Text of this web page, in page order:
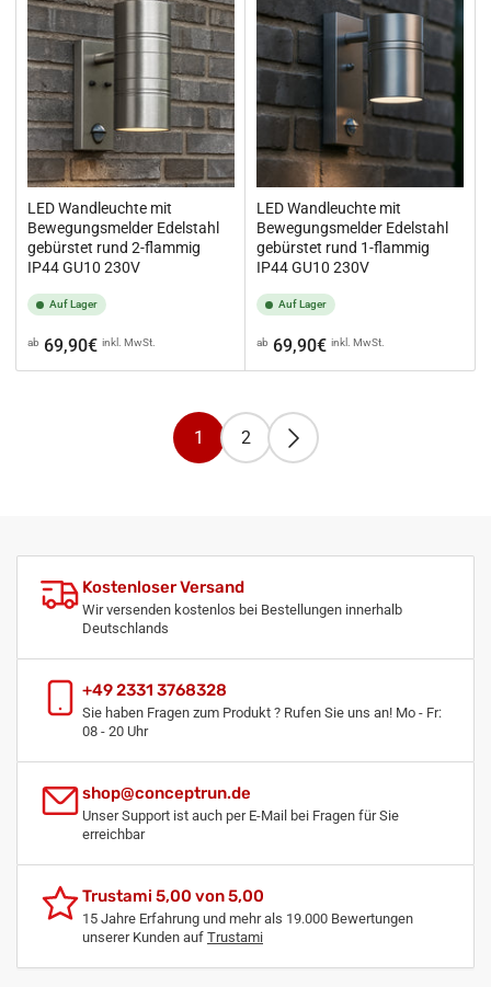
LED Wandleuchte mit
Bewegungsmelder Edelstahl
gebürstet rund 2-flammig
IP44 GU10 230V
Auf Lager
Normaler
Preis
ab 69,90€ inkl. MwSt.
LED Wandleuchte mit
Bewegungsmelder Edelstahl
gebürstet rund 1-flammig
IP44 GU10 230V
Auf Lager
Normaler
Preis
ab 69,90€ inkl. MwSt.
1 2
Kostenloser Versand
Wir versenden kostenlos bei Bestellungen innerhalb
Deutschlands
+49 2331 3768328
Sie haben Fragen zum Produkt ? Rufen Sie uns an! Mo - Fr:
08 - 20 Uhr
shop@conceptrun.de
Unser Support ist auch per E-Mail bei Fragen für Sie
erreichbar
Trustami 5,00 von 5,00
15 Jahre Erfahrung und mehr als 19.000 Bewertungen
unserer Kunden auf Trustami